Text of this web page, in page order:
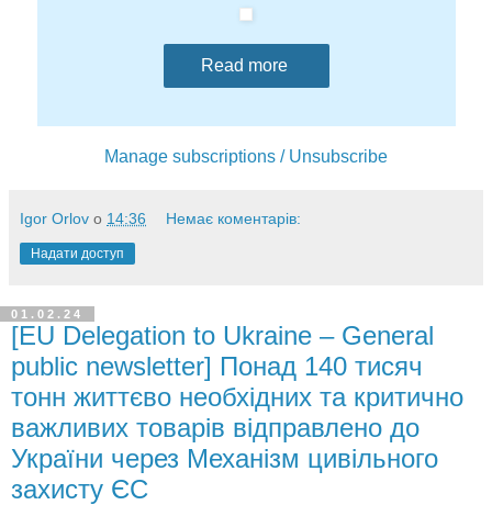
Read more
Manage subscriptions / Unsubscribe
Igor Orlov о 14:36 Немає коментарів:
Надати доступ
01.02.24
[EU Delegation to Ukraine – General
public newsletter] Понад 140 тисяч
тонн життєво необхідних та критично
важливих товарів відправлено до
України через Механізм цивільного
захисту ЄС